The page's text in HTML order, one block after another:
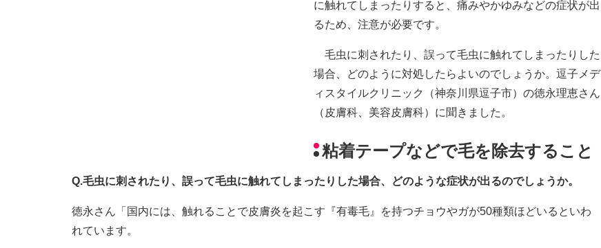
に触れてしまったりすると、痛みやかゆみなどの症状が出
るため、注意が必要です。
毛虫に刺されたり、誤って毛虫に触れてしまったりした
場合、どのように対処したらよいのでしょうか。逗子メデ
ィスタイルクリニック（神奈川県逗子市）の徳永理恵さん
（皮膚科、美容皮膚科）に聞きました。
粘着テープなどで毛を除去すること
Q.毛虫に刺されたり、誤って毛虫に触れてしまったりした場合、どのような症状が出るのでしょうか。
徳永さん「国内には、触れることで皮膚炎を起こす『有毒毛』を持つチョウやガが50種類ほどいるといわ
れています。